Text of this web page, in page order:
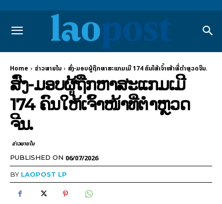
Home ຂ່າວພາຍ​ໃນ ສົ່ງ-ມອບຜູ້ຖືກຫາສະແກມເມີ 174 ຄົນໃຫ້ເຈົ້າໜ້າທີ່ຕຳຫຼວດຈີນ.
ສົ່ງ-ມອບຜູ້ຖືກຫາສະແກມເມີ
174 ຄົນໃຫ້ເຈົ້າໜ້າທີ່ຕຳຫຼວດ
ຈີນ.
ຂ່າວພາຍ​ໃນ
PUBLISHED ON 06/07/2026
BY LAOPOST LP